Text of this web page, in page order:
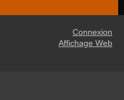
Connexion
Affichage Web